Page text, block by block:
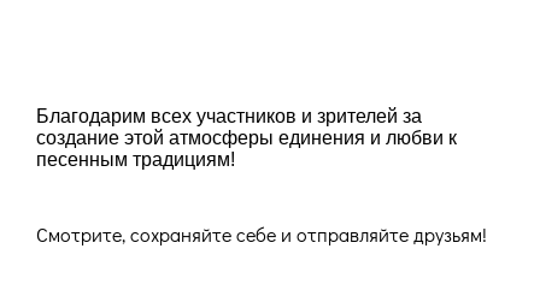
Благодарим всех участников и зрителей за
создание этой атмосферы единения и любви к
песенным традициям!
Смотрите, сохраняйте себе и отправляйте друзьям!